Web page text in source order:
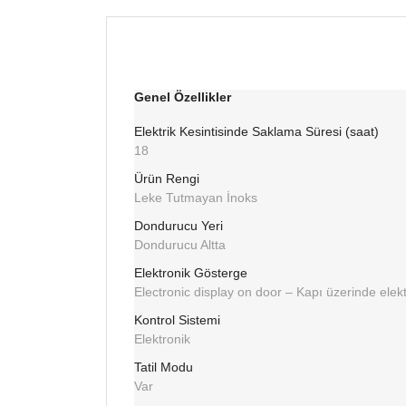
Genel Özellikler
Elektrik Kesintisinde Saklama Süresi (saat)
18
Ürün Rengi
Leke Tutmayan İnoks
Dondurucu Yeri
Dondurucu Altta
Elektronik Gösterge
Electronic display on door – Kapı üzerinde
Kontrol Sistemi
Elektronik
Tatil Modu
Var